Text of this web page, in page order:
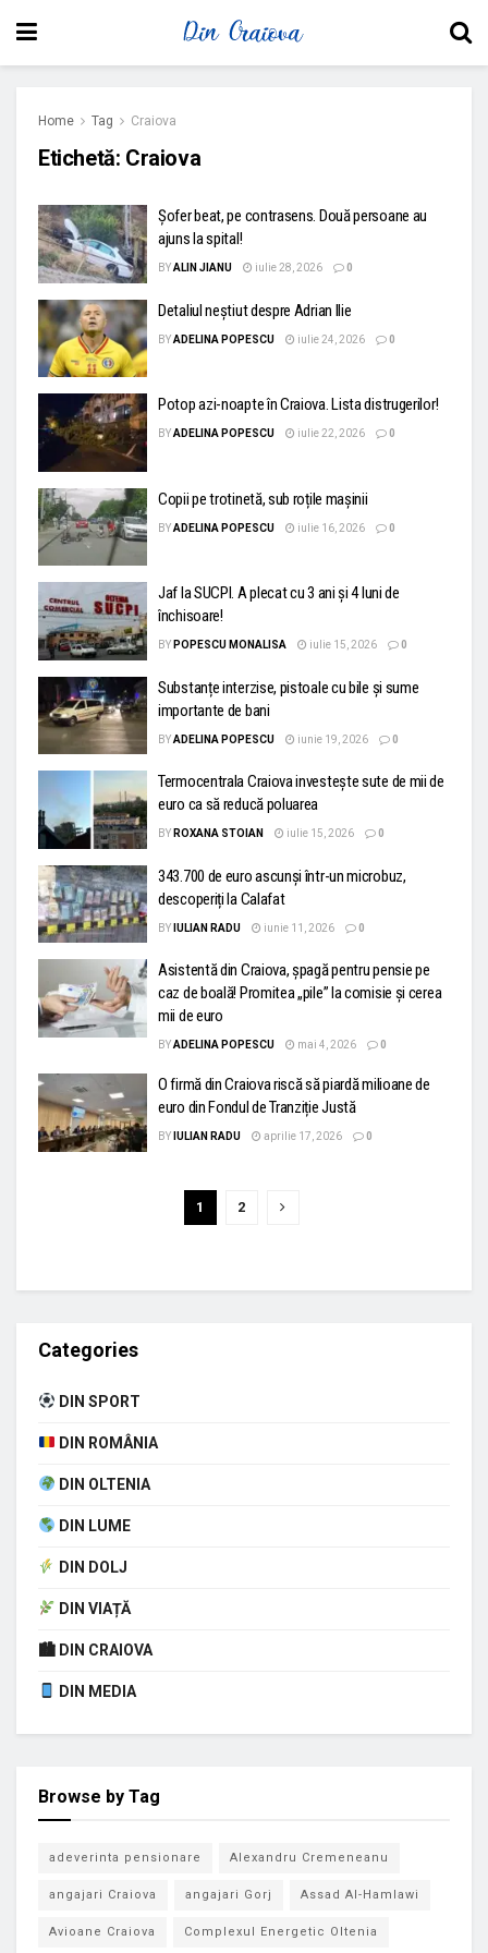
Home Tag Craiova
Etichetă: Craiova
Șofer beat, pe contrasens. Două persoane au
ajuns la spital!
BYALIN JIANU iulie 28, 2026 0
Detaliul neștiut despre Adrian Ilie
BYADELINA POPESCU iulie 24, 2026 0
Potop azi-noapte în Craiova. Lista distrugerilor!
BYADELINA POPESCU iulie 22, 2026 0
Copii pe trotinetă, sub roțile mașinii
BYADELINA POPESCU iulie 16, 2026 0
Jaf la SUCPI. A plecat cu 3 ani și 4 luni de
închisoare!
BY POPESCU MONALISA iulie 15, 2026 0
Substanțe interzise, pistoale cu bile și sume
importante de bani
BYADELINA POPESCU iunie 19, 2026 0
Termocentrala Craiova investește sute de mii de
euro ca să reducă poluarea
BY ROXANA STOIAN iulie 15, 2026 0
343.700 de euro ascunși într-un microbuz,
descoperiți la Calafat
BY IULIAN RADU iunie 11, 2026 0
Asistentă din Craiova, șpagă pentru pensie pe
caz de boală! Promitea „pile” la comisie și cerea
mii de euro
BYADELINA POPESCU mai 4, 2026 0
O firmă din Craiova riscă să piardă milioane de
euro din Fondul de Tranziție Justă
BY IULIAN RADU aprilie 17, 2026 0
1 2
Categories
DIN SPORT
DIN ROMÂNIA
DIN OLTENIA
DIN LUME
DIN DOLJ
DIN VIAȚĂ
🏙 DIN CRAIOVA
DIN MEDIA
Browse by Tag
adeverinta pensionare Alexandru Cremeneanu
angajari Craiova angajari Gorj Assad Al-Hamlawi
Avioane Craiova Complexul Energetic Oltenia